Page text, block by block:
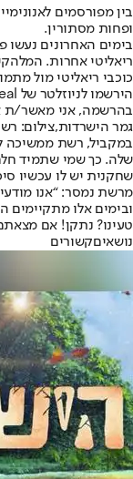
בין מפורסמים
ופחות מסתורין.
בימים האחרונים נעשו
ריאליטי אחרות.
כוכבי ריאליטי מול
הירשמו לניוזלטר של ForReal ואנחנו נדאג שלא תפספסו שום דבר חשוב!
בהרשמה, אני מאשר/ת
גמר הישרדות,צילום: רשת
במקביל, רשת ממשיכה
שלה. כך שמי שתמיד
שחקנית יש לו עכשיו
מרשת נמסר: “אנו
ובימים אלו מתקיימים
טעינו? נתקן! אם
נושאיםקשורים